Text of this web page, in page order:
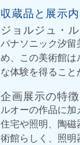
収蔵品と展示
ジョルジュ・
パナソニック汐
め、この美術館
な体験を得ること
企画展示の特徴
ルオーの作品に加
住宅や照明、陶
術館らしく、照明